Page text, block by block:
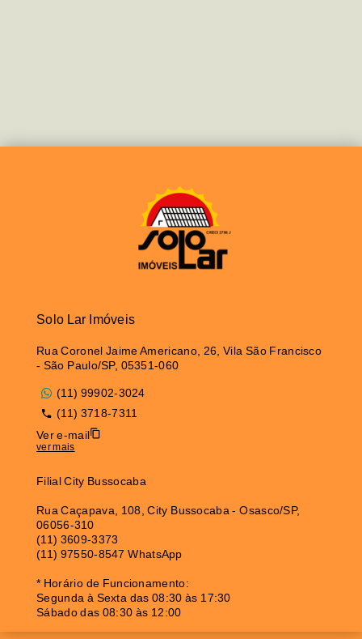
Solo Lar Imóveis
Rua Coronel Jaime Americano, 26, Vila São Francisco
- São Paulo/SP, 05351-060
(11) 99902-3024
(11) 3718-7311
Ver e-mail
ver mais
Filial City Bussocaba
Rua Caçapava, 108, City Bussocaba - Osasco/SP,
06056-310
(11) 3609-3373
(11) 97550-8547 WhatsApp
* Horário de Funcionamento:
Segunda à Sexta das 08:30 às 17:30
Sábado das 08:30 às 12:00